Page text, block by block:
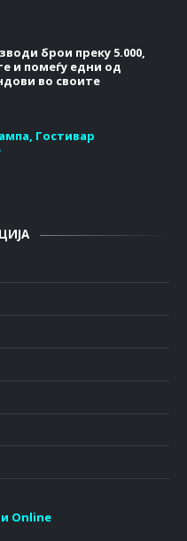
брои преку 5.000,
и помеѓу едни од
во своите
Гостивар
Online